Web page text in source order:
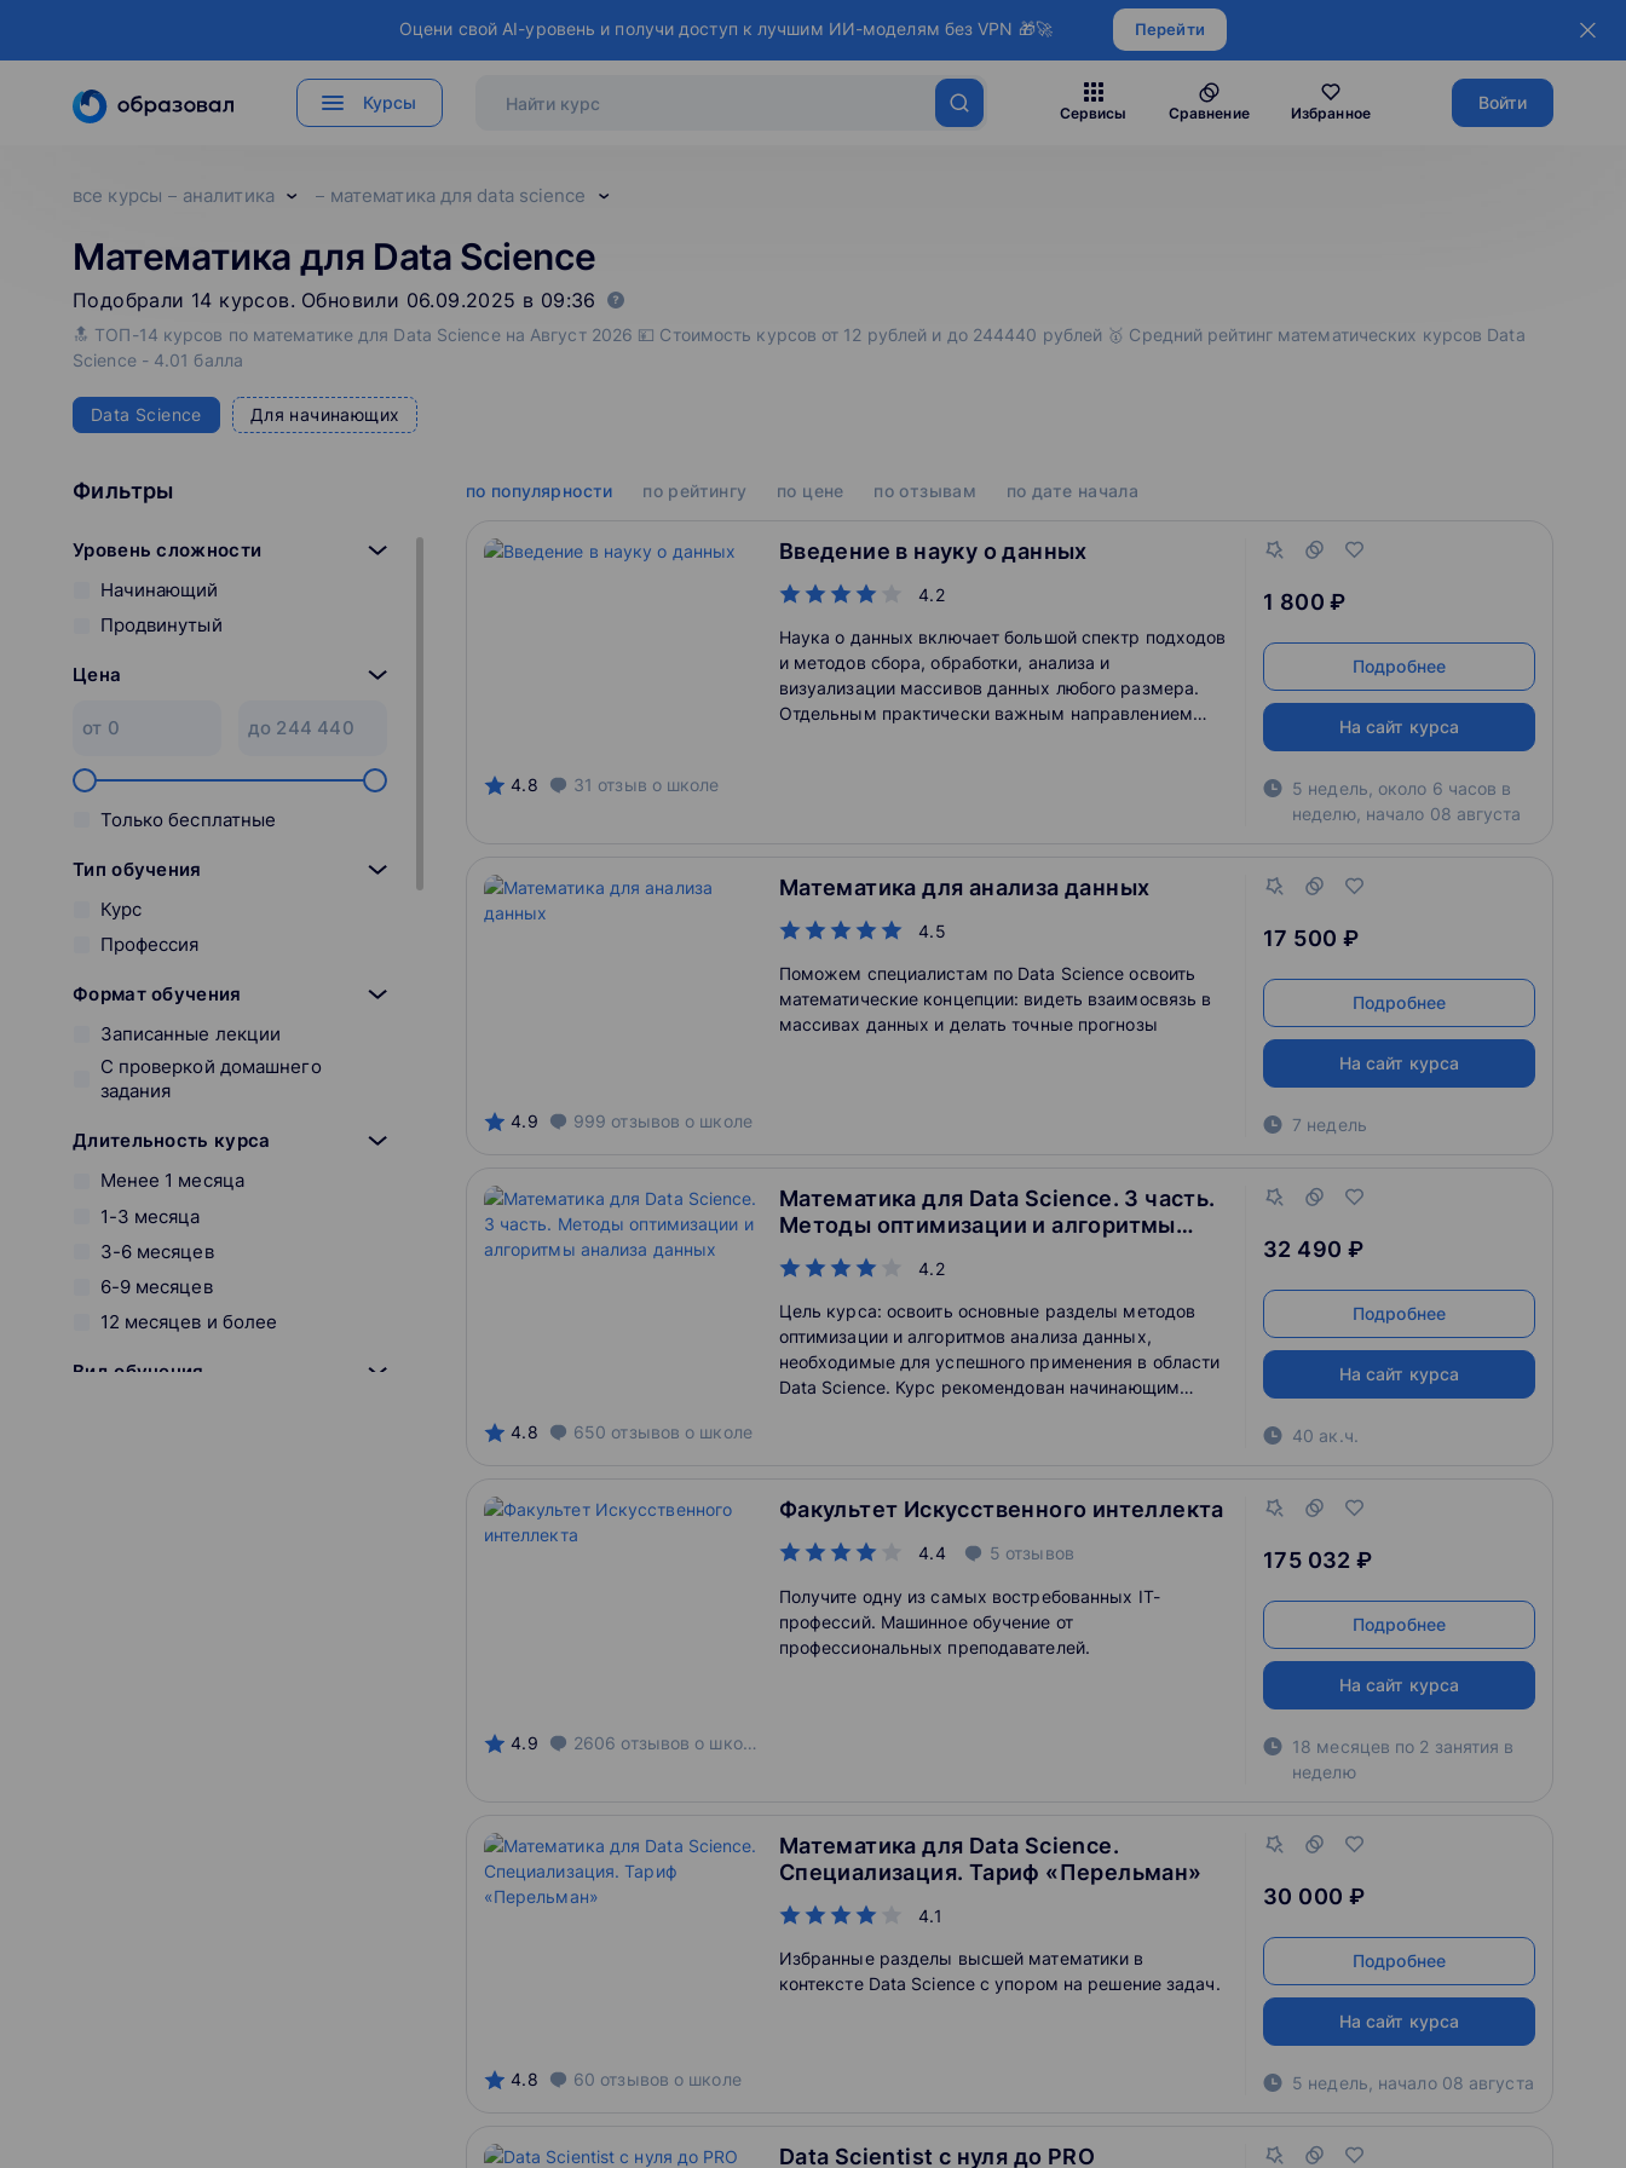
Оцени свой AI-уровень и получи доступ к лучшим ИИ-моделям без VPN 🎁🚀 Перейти
Курсы
Сервисы Сравнение Избранное
Войти
все курсы аналитика математика для data science
Математика для Data Science
Подобрали 14 курсов. Обновили 06.09.2025 в 09:36
🔝 ТОП-14 курсов по математике для Data Science на Август 2026 💴 Стоимость курсов от 12 рублей и до 244440 рублей 🥇 Средний рейтинг математических курсов Data
Science - 4.01 балла
Data Science Для начинающих
Фильтры
Уровень сложности
Начинающий
Продвинутый
Цена
Только бесплатные
Тип обучения
Курс
Профессия
Формат обучения
Записанные лекции
С проверкой домашнего
задания
Длительность курса
Менее 1 месяца
1-3 месяца
3-6 месяцев
6-9 месяцев
12 месяцев и более
Вид обучения
по популярности по рейтингу по цене по отзывам по дате начала
4.8 31 отзыв о школе
Введение в науку о данных
4.2
Наука о данных включает большой спектр подходов
и методов сбора, обработки, анализа и
визуализации массивов данных любого размера.
Отдельным практически важным направлением
основы предметной области через постановку и
решение типичных задач, с которыми
исследователь в области науки о данных может
столкнуться в своей работе. Чтобы научить
слушателя решать такие задачи, авторы курса
предоставляют обучающемуся необходимый
1 800 ₽
Подробнее
На сайт курса
5 недель, около 6 часов в
неделю, начало 08 августа
4.9 999 отзывов о школе
Математика для анализа данных
4.5
Поможем специалистам по Data Science освоить
математические концепции: видеть взаимосвязь в
массивах данных и делать точные прогнозы
17 500 ₽
Подробнее
На сайт курса
7 недель
4.8 650 отзывов о школе
Математика для Data Science. 3 часть.
Методы оптимизации и алгоритмы
4.2
Цель курса: освоить основные разделы методов
оптимизации и алгоритмов анализа данных,
необходимые для успешного применения в области
Data Science. Курс рекомендован начинающим
32 490 ₽
Подробнее
На сайт курса
40 ак.ч.
4.9 2606 отзывов о школе
Факультет Искусственного интеллекта
4.4 5 отзывов
Получите одну из самых востребованных IT-
профессий. Машинное обучение от
профессиональных преподавателей.
175 032 ₽
Подробнее
На сайт курса
18 месяцев по 2 занятия в
неделю
4.8 60 отзывов о школе
Математика для Data Science.
Специализация. Тариф «Перельман»
4.1
Избранные разделы высшей математики в
контексте Data Science с упором на решение задач.
30 000 ₽
Подробнее
На сайт курса
5 недель начало 08 августа
Data Scientist с нуля до PRO